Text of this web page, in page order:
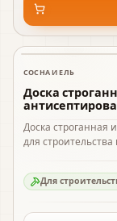
В наличии
СОСНА И ЕЛЬ
Доска
Доска строганная
для строительства
Для